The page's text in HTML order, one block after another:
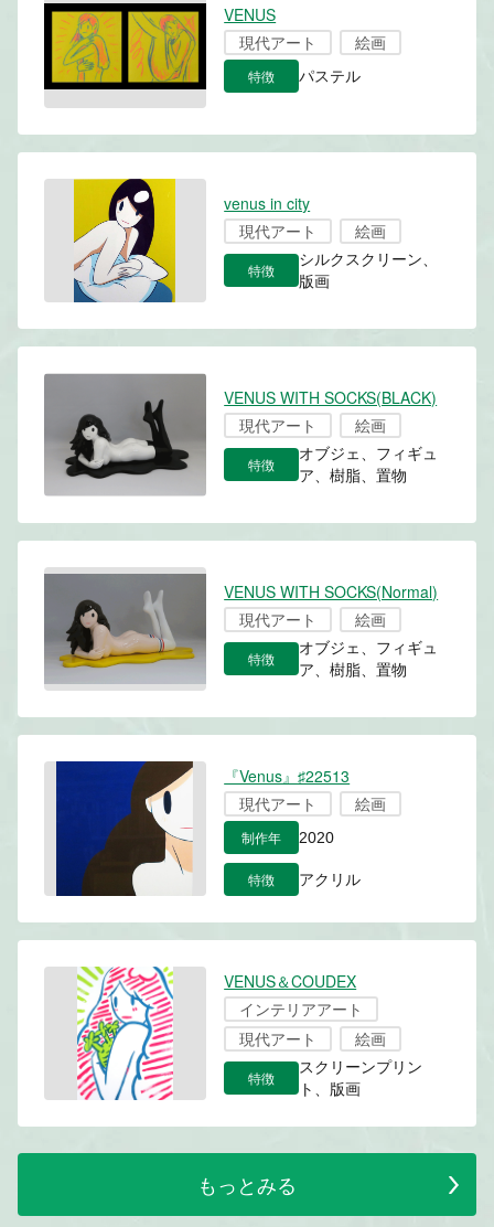
VENUS
現代アート
絵画
特徴 パステル
venus in city
現代アート
絵画
特徴
シルクスクリーン、
版画
VENUS WITH SOCKS(BLACK)
現代アート
絵画
特徴
オブジェ、フィギュ
ア、樹脂、置物
VENUS WITH SOCKS(Normal)
現代アート
絵画
特徴
オブジェ、フィギュ
ア、樹脂、置物
『Venus』♯22513
現代アート
絵画
制作年 2020
特徴 アクリル
VENUS＆COUDEX
インテリアアート
現代アート
絵画
特徴
スクリーンプリン
ト、版画
もっとみる